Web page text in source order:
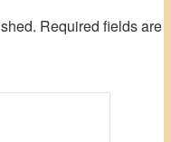
Required fields are